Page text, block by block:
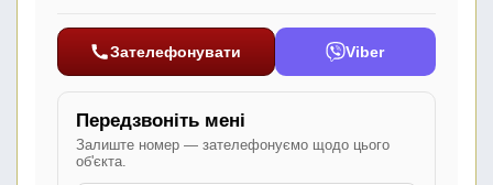
Зателефонувати Viber
Передзвоніть мені
Залиште номер — зателефонуємо щодо цього
об'єкта.